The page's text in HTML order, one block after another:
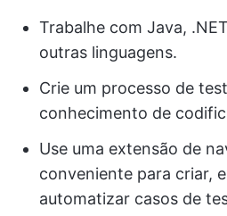
Trabalhe com Java,
outras linguagens.
Crie um processo de
conhecimento de
Use uma extensão de
conveniente para criar,
automatizar casos de